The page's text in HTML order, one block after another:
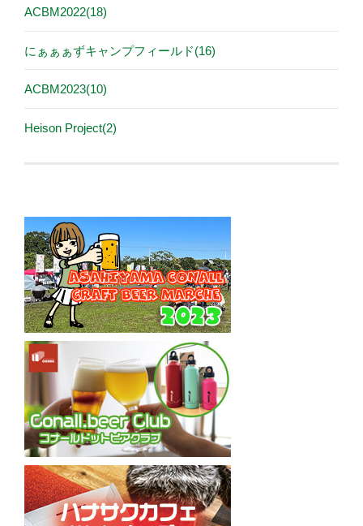
ACBM2022(18)
にぁぁぁずキャンプフィールド(16)
ACBM2023(10)
Heison Project(2)